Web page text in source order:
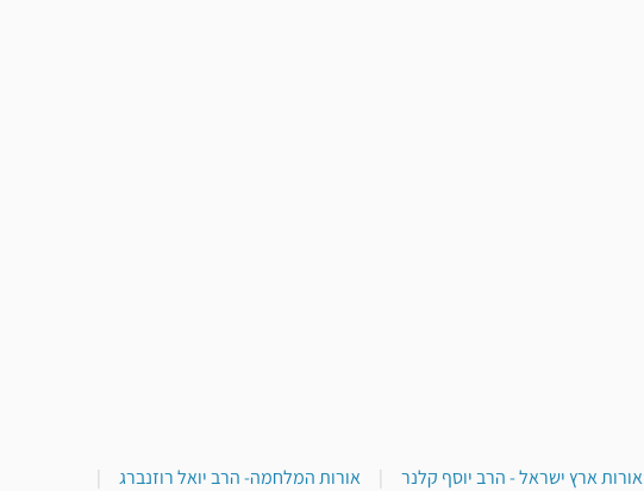
אורות ארץ ישראל - הרב יוסף קלנר | אורות המלחמה- הרב יואל רוזנברג
|